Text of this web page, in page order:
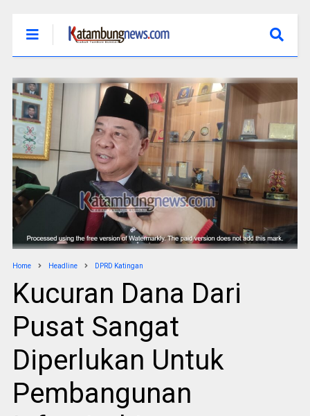
Home Headline DPRD Katingan
Kucuran Dana Dari
Pusat Sangat
Diperlukan Untuk
Pembangunan